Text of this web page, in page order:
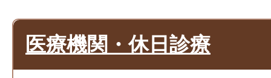
医療機関・休日診療